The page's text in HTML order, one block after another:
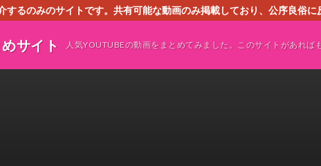
するのみのサイトです。共有可能な動画のみ掲載しており、公序良俗
サイト 人気YOUTUBEの動画をまとめてみました。このサイトがあれば